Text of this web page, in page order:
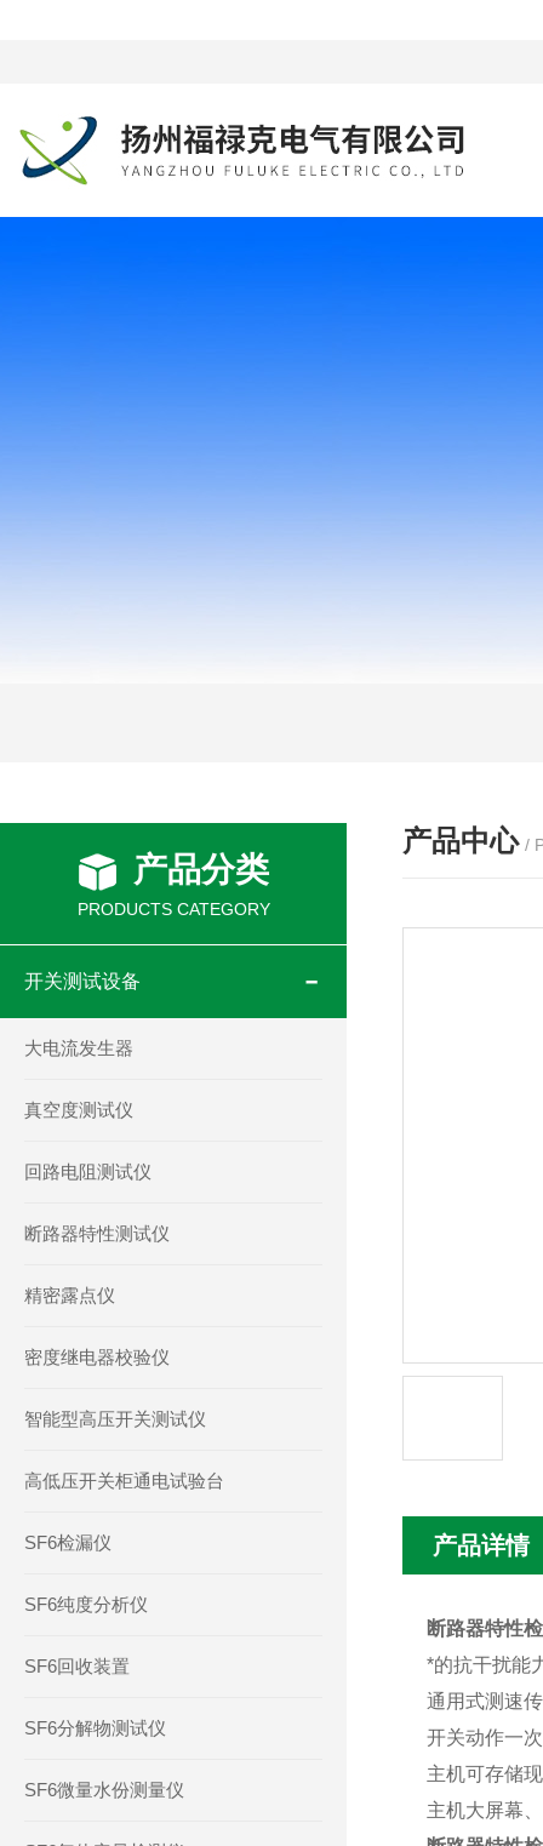
产品分类
PRODUCTS CATEGORY
开关测试设备
大电流发生器
真空度测试仪
回路电阻测试仪
断路器特性测试仪
精密露点仪
密度继电器校验仪
智能型高压开关测试仪
高低压开关柜通电试验台
SF6检漏仪
SF6纯度分析仪
SF6回收装置
SF6分解物测试仪
SF6微量水份测量仪
产品中心 /
产品详情
断路器特性
*的抗干扰能
通用式测速
开关动作一
主机可存储
主机大屏幕